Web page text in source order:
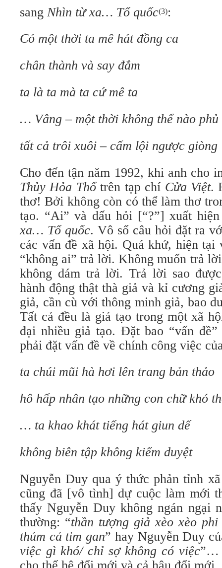
sang Nhìn từ xa… Tổ quốc(3):
Có một thời ta mê hát đồng ca
chân thành và say đắm
ta là ta mà ta cứ mê ta
… Vâng – một thời không thể nào phủ
tất cả trôi xuôi – cấm lội ngược giòng
Cho đến tận năm 1992, khi anh cho
Thủy Hỏa Thổtrên tạp chí Cửa Việt.
thơ! Bởi không còn có thể làm thơ
tạo. “Ai” và dấu hỏi [“?”] xuất
xa… Tổ quốc. Vô số câu hỏi đặt ra
các vấn đề xã hội. Quá khứ, hiện
“không ai” trả lời. Không muốn trả
không dám trả lời. Trả lời sao
hành động thật thà giả và kỉ cương
giả, cần cù với thông minh giả, bao
Tất cả đều là giả tạo trong một xã
đại nhiều giả tạo. Đặt bao “vấn
phải đặt vấn đề về chính công việc
ta chúi mũi hà hơi lên trang bản thảo
hô hấp nhân tạo những con chữ khó
… ta khao khát tiếng hát giun dế
không biên tập không kiểm duyệt
Nguyễn Duy qua ý thức phản tỉnh
cũng đã [vô tình] dự cuộc làm mới
thấy Nguyễn Duy không ngán ngại
thường: “thần tượng giả xèo xèo
thủm cả tim gan” hay Nguyễn Duy
việc gì khó/ chỉ sợ không có việc”…